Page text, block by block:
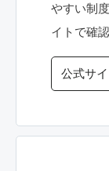
やすい制
イトで確
公式サ